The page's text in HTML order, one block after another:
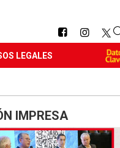
LEGALES
IMPRESA